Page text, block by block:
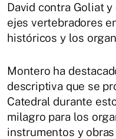
David contra Goliat
ejes vertebradores
históricos y los
Montero ha
descriptiva que se
Catedral durante
milagro para los
instrumentos y